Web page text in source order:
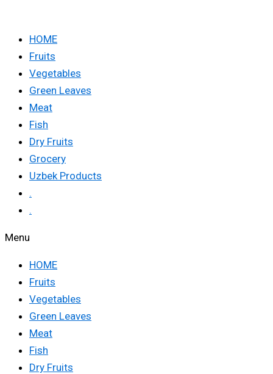
HOME
Fruits
Vegetables
Green Leaves
Meat
Fish
Dry Fruits
Grocery
Uzbek Products
.
.
Menu
HOME
Fruits
Vegetables
Green Leaves
Meat
Fish
Dry Fruits